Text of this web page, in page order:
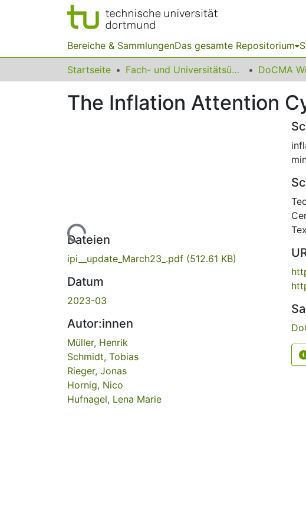
Bereiche & SammlungenDas gesamte Repositorium
Startseite Fach- und Universitätsübergreifendes DoCMA
The Inflation Attention
Lade...
Dateien
ipi__update_March23_.pdf (512.61 KB)
Datum
2023-03
Autor:innen
Müller, Henrik
Schmidt, Tobias
Rieger, Jonas
Hornig, Nico
Hufnagel, Lena Marie